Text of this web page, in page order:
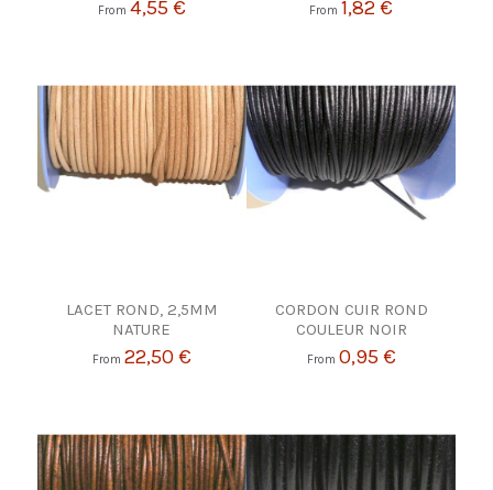
From 4,55 € From 1,82 €
LACET ROND, 2,5MM
NATURE
From 22,50 €
CORDON CUIR ROND
COULEUR NOIR
From 0,95 €